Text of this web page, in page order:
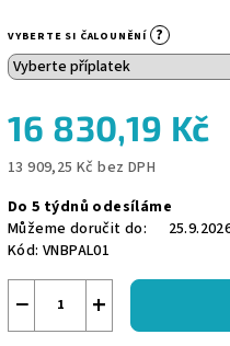
VYBERTE SI ČALOUNĚNÍ ?
16 830,19 Kč
13 909,25 Kč bez DPH
cena:
Do 5 týdnů odesíláme
Můžeme doručit do:
Kód: VNBPAL01
+
−